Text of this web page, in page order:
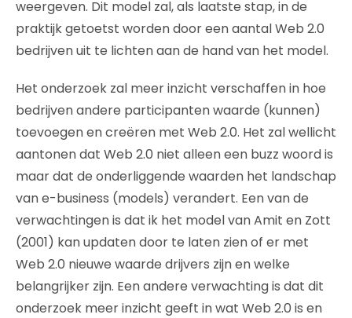
weergeven. Dit model zal, als laatste stap, in de
praktijk getoetst worden door een aantal Web 2.0
bedrijven uit te lichten aan de hand van het model.
Het onderzoek zal meer inzicht verschaffen in hoe
bedrijven andere participanten waarde (kunnen)
toevoegen en creëren met Web 2.0. Het zal wellicht
aantonen dat Web 2.0 niet alleen een buzz woord is
maar dat de onderliggende waarden het landschap
van e-business (models) verandert. Een van de
verwachtingen is dat ik het model van Amit en Zott
(2001) kan updaten door te laten zien of er met
Web 2.0 nieuwe waarde drijvers zijn en welke
belangrijker zijn. Een andere verwachting is dat dit
onderzoek meer inzicht geeft in wat Web 2.0 is en